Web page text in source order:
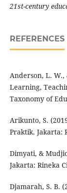
21st-century
REFERENCES
Anderson, L.
Learning,
Taxonomy of
Arikunto, S.
Praktik. Jakarta:
Dimyati, &
Jakarta: Rineka
Djamarah, S. B.